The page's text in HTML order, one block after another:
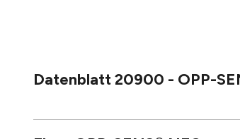
Datenblatt 20900 - OPP-